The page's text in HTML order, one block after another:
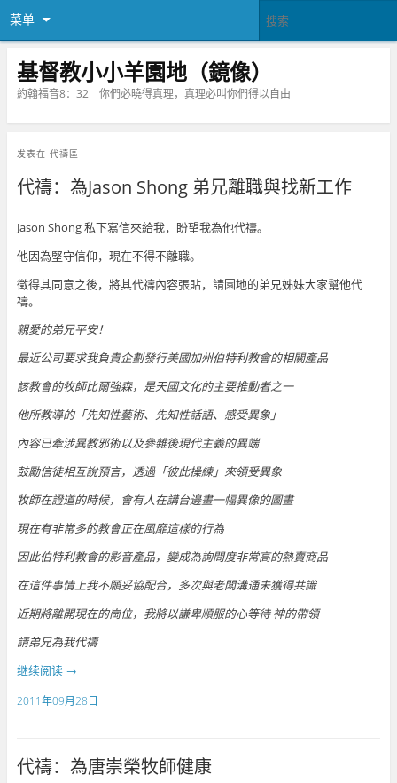
菜单
基督教小小羊園地（鏡像）
約翰福音8：32 你們必曉得真理，真理必叫你們得以自由
发表在 代禱區
代禱：為Jason Shong 弟兄離職與找新工作
Jason Shong 私下寫信來給我，盼望我為他代禱。
他因為堅守信仰，現在不得不離職。
徵得其同意之後，將其代禱內容張貼，請園地的弟兄姊妹大家幫他代
禱。
親愛的弟兄平安！
最近公司要求我負責企劃發行美國加州伯特利教會的相關產品
該教會的牧師比爾強森，是天國文化的主要推動者之一
他所教導的「先知性藝術、先知性話語、感受異象」
內容已牽涉異教邪術以及參雜後現代主義的異端
鼓勵信徒相互說預言，透過「彼此操練」來領受異象
牧師在證道的時候，會有人在講台邊畫一幅異像的圖畫
現在有非常多的教會正在風靡這樣的行為
因此伯特利教會的影音產品，變成為詢問度非常高的熱賣商品
在這件事情上我不願妥協配合，多次與老闆溝通未獲得共識
近期將離開現在的崗位，我將以謙卑順服的心等待 神的帶領
請弟兄為我代禱
继续阅读 →
2011年09月28日
代禱：為唐崇榮牧師健康